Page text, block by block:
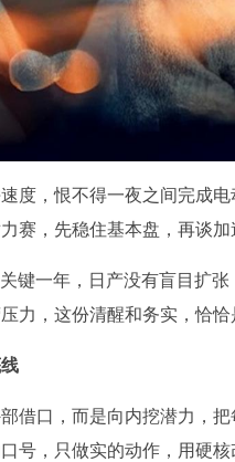
度，恨不得一夜之间完成
赛，先稳住基本盘，再谈加
键一年，日产没有盲目扩
力，这份清醒和务实，恰恰
借口，而是向内挖潜力，
号，只做实的动作，用硬核